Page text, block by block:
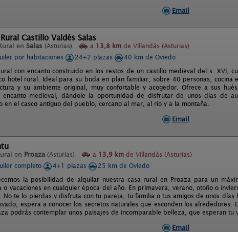
Email
Castillo Valdés Salas
en Salas (Asturias) a 13,8 km de Villandás (Asturias)
por habitaciones
24+2 plazas
40 km de Oviedo
con encanto construido en los restos de un castillo medieval del s. XVI,
hotel rural. Ideal para su boda en plan familiar, sobre 40 personas, cocina
y su ambiente original, muy confortable y acogedor. Ofrece a sus
encanto medieval, dándole la oportunidad de disfrutar de unos días de
en el casco antiguo del pueblo, cercano al mar, al río y a la montaña.
Email
en Proaza (Asturias) a 13,9 km de Villandás (Asturias)
completo
4+1 plazas
25 km de Oviedo
la posibilidad de alquilar nuestra casa rural en Proaza para un
o vacaciones en cualquier época del año. En primavera, verano, otoño o
No te lo pierdas y disfruta con tu pareja, tu familia o tus amigos de unos días
espera a conocer los secretos naturales que esconden los
podrás contemplar unos paisajes de incomparable belleza, que esperan tu
Email